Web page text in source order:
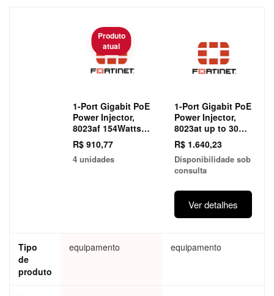
Produto
atual
1-Port Gigabit PoE
Power Injector,
8023af 154Watts
10/100/1000 (PD-
3501) for GPI-115
Gigabit PoE
R$ 910,77
4 unidades
1-Port Gigabit PoE
Power Injector,
8023at up to 30W
for GPI-130
Gigabit PoE
Injector
R$ 1.640,23
Disponibilidade sob
consulta
Ver detalhes
Tipo
de
produto
equipamento equipamento